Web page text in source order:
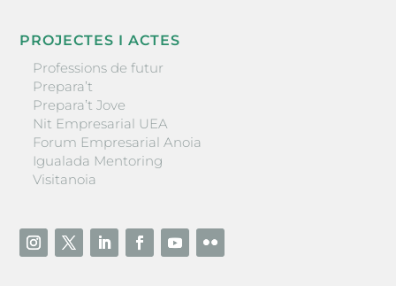
PROJECTES I ACTES
Professions de futur
Prepara’t
Prepara’t Jove
Nit Empresarial UEA
Forum Empresarial Anoia
Igualada Mentoring
Visitanoia